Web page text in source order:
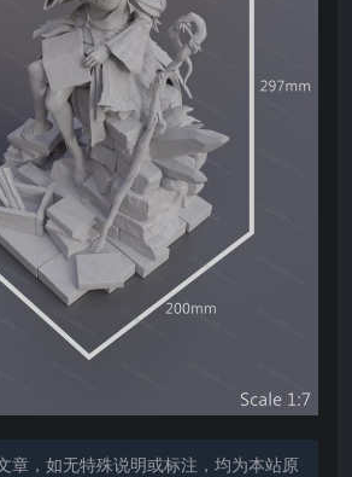
章，如无特殊说明或标注，均为本站原